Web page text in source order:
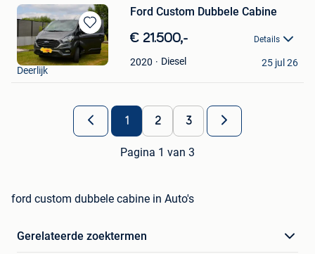
Bewaren
in
Mijn
Ford Custom Dubbele Cabine
€ 21.500,- Details
2020 Diesel
Peers
Deerlijk
25 jul 26
1 2 3
Pagina 1 van 3
ford custom dubbele cabine in Auto's
Gerelateerde zoektermen